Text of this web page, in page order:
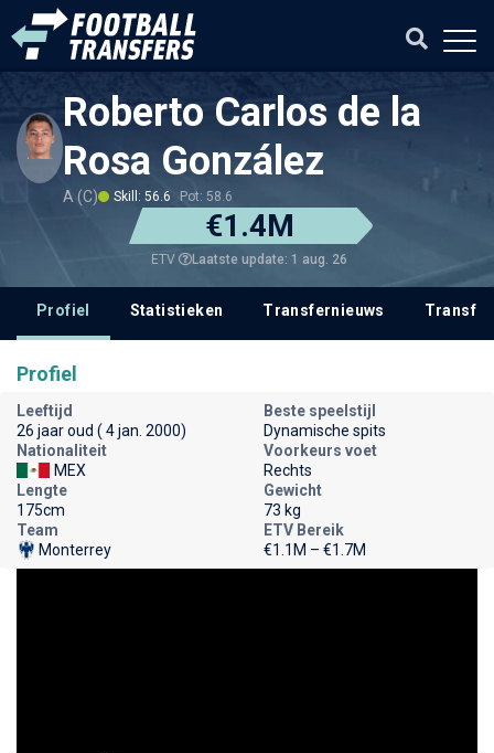
Roberto Carlos de la
Rosa González
A (C) Skill: 56.6 Pot: 58.6
€1.4M
ETV Laatste update: 1 aug. 26
Profiel Statistieken Transfernieuws
Profiel
Leeftijd
26 jaar oud ( 4 jan. 2000)
Beste speelstijl
Dynamische spits
Nationaliteit
MEX
Voorkeurs voet
Rechts
Lengte
175cm
Gewicht
73 kg
Team
Monterrey
ETV Bereik
€1.1M – €1.7M